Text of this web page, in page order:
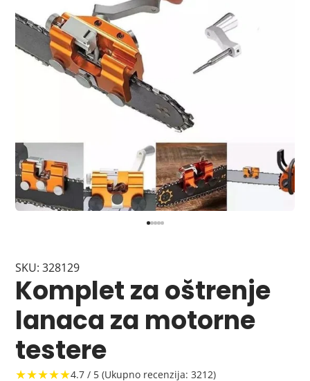
SKU: 328129
Komplet za oštrenje
lanaca za motorne
testere
★★★★★4.7 / 5 (Ukupno recenzija: 3212)